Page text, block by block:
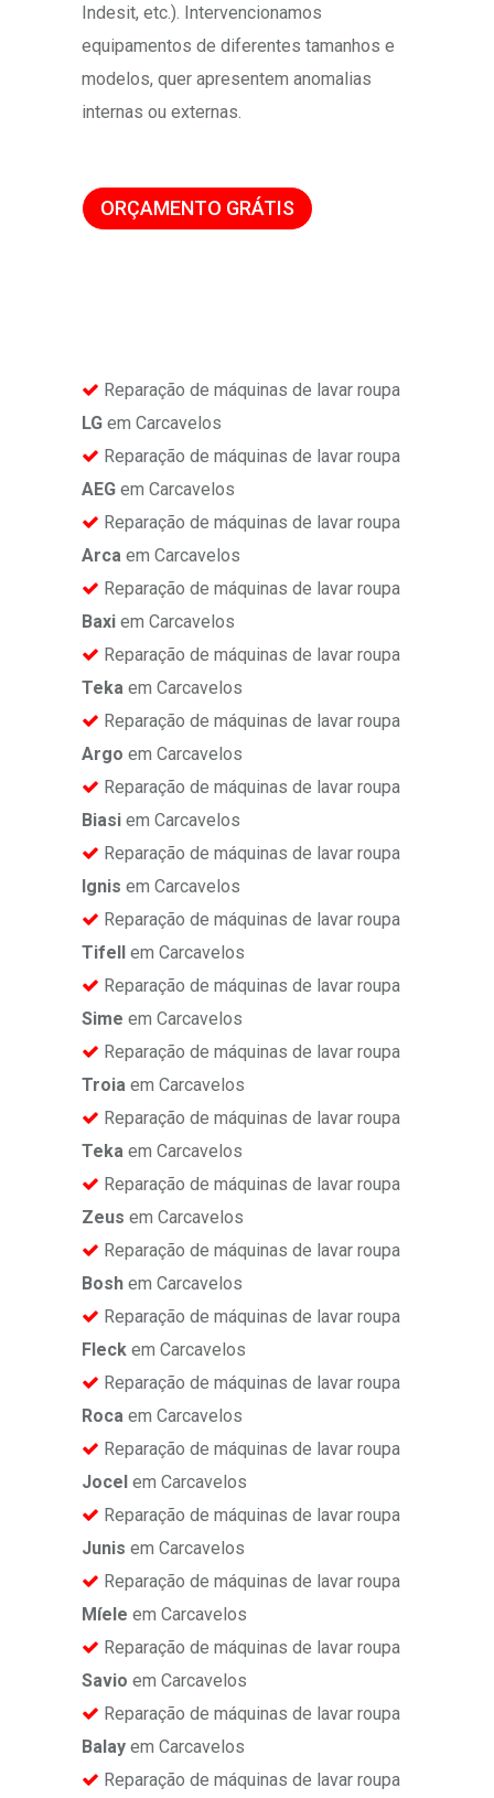
Indesit, etc.). Intervencionamos
equipamentos de diferentes tamanhos e
modelos, quer apresentem anomalias
internas ou externas.
ORÇAMENTO GRÁTIS
Reparação de máquinas de lavar roupa
LG em Carcavelos
Reparação de máquinas de lavar roupa
AEG em Carcavelos
Reparação de máquinas de lavar roupa
Arca em Carcavelos
Reparação de máquinas de lavar roupa
Baxi em Carcavelos
Reparação de máquinas de lavar roupa
Teka em Carcavelos
Reparação de máquinas de lavar roupa
Argo em Carcavelos
Reparação de máquinas de lavar roupa
Biasi em Carcavelos
Reparação de máquinas de lavar roupa
Ignis em Carcavelos
Reparação de máquinas de lavar roupa
Tifell em Carcavelos
Reparação de máquinas de lavar roupa
Sime em Carcavelos
Reparação de máquinas de lavar roupa
Troia em Carcavelos
Reparação de máquinas de lavar roupa
Teka em Carcavelos
Reparação de máquinas de lavar roupa
Zeus em Carcavelos
Reparação de máquinas de lavar roupa
Bosh em Carcavelos
Reparação de máquinas de lavar roupa
Fleck em Carcavelos
Reparação de máquinas de lavar roupa
Roca em Carcavelos
Reparação de máquinas de lavar roupa
Jocel em Carcavelos
Reparação de máquinas de lavar roupa
Junis em Carcavelos
Reparação de máquinas de lavar roupa
Míele em Carcavelos
Reparação de máquinas de lavar roupa
Savio em Carcavelos
Reparação de máquinas de lavar roupa
Balay em Carcavelos
Reparação de máquinas de lavar roupa